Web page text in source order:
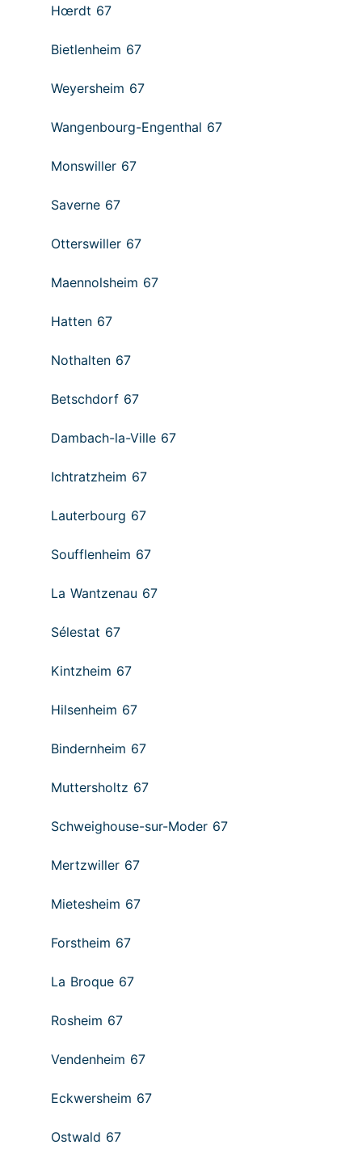
Hœrdt 67
Bietlenheim 67
Weyersheim 67
Wangenbourg-Engenthal 67
Monswiller 67
Saverne 67
Otterswiller 67
Maennolsheim 67
Hatten 67
Nothalten 67
Betschdorf 67
Dambach-la-Ville 67
Ichtratzheim 67
Lauterbourg 67
Soufflenheim 67
La Wantzenau 67
Sélestat 67
Kintzheim 67
Hilsenheim 67
Bindernheim 67
Muttersholtz 67
Schweighouse-sur-Moder 67
Mertzwiller 67
Mietesheim 67
Forstheim 67
La Broque 67
Rosheim 67
Vendenheim 67
Eckwersheim 67
Ostwald 67